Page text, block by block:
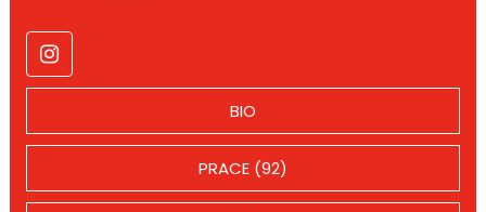
BIO
PRACE (92)